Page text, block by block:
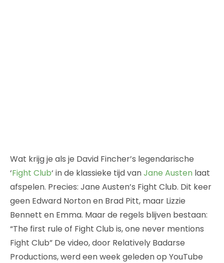
Wat krijg je als je David Fincher’s legendarische
‘Fight Club‘ in de klassieke tijd vanJane Austen laat
afspelen. Precies: Jane Austen’s Fight Club. Dit keer
geen Edward Norton en Brad Pitt, maar Lizzie
Bennett en Emma. Maar de regels blijven bestaan:
“The first rule of Fight Club is, one never mentions
Fight Club” De video, door Relatively Badarse
Productions, werd een week geleden op YouTube